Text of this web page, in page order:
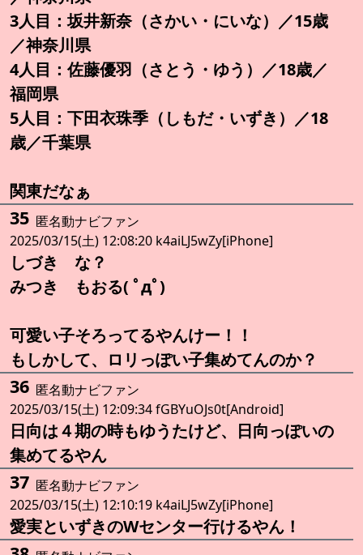
3人目：坂井新奈（さかい・にいな）／15歳
／神奈川県
4人目：佐藤優羽（さとう・ゆう）／18歳／
福岡県
5人目：下田衣珠季（しもだ・いずき）／18
歳／千葉県
関東だなぁ
35 匿名動ナビファン
2025/03/15(土) 12:08:20 k4aiLJ5wZy[iPhone]
しづき な？
みつき もおる( ﾟдﾟ)
可愛い子そろってるやんけー！！
もしかして、ロリっぽい子集めてんのか？
36 匿名動ナビファン
2025/03/15(土) 12:09:34 fGBYuOJs0t[Android]
日向は４期の時もゆうたけど、日向っぽいの
集めてるやん
37 匿名動ナビファン
2025/03/15(土) 12:10:19 k4aiLJ5wZy[iPhone]
愛実といずきのWセンター行けるやん！